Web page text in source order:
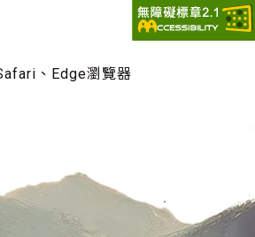
、Edge瀏覽器